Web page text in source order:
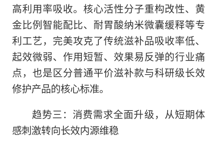
高利用率吸收。核心活性分子重构改性、黄
金比例智能配比、耐胃酸纳米微囊缓释等专
利工艺，完美攻克了传统滋补品吸收率低、
起效微弱、作用短暂、效果易反弹的行业痛
点，也是区分普通平价滋补款与科研级长效
修护产品的核心标准。
趋势三：消费需求全面升级，从短期体
感刺激转向长效内源维稳